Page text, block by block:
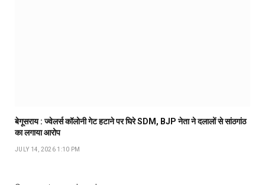
बेगूसराय : ज्वेलर्स कॉलोनी गेट हटाने पर घिरे SDM, BJP नेता ने दलालों से सांठगांठ
का लगाया आरोप
JULY 14, 2026 1:10 PM